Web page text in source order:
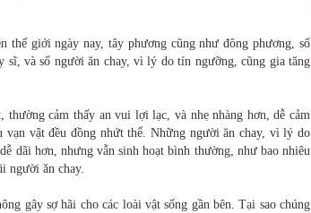
giới ngày nay, tây phương cũng như đông phương, số
sĩ, và số người ăn chay, vì lý do tín ngưỡng, cũng gia tăng
cảm thấy an vui lợi lạc, và nhẹ nhàng hơn, dễ cảm
vật đều đồng nhứt thể. Những người ăn chay, vì lý do
dãi hơn, nhưng vẫn sinh hoạt bình thường, như bao nhiêu
người ăn chay.
gây sợ hãi cho các loài vật sống gần bên. Tại sao chúng